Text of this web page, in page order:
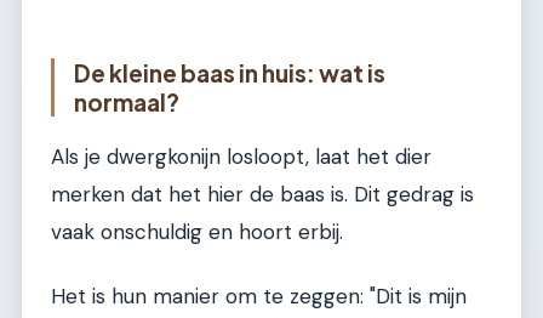
De kleine baas in huis: wat is
normaal?
Als je dwergkonijn losloopt, laat het dier
merken dat het hier de baas is. Dit gedrag is
vaak onschuldig en hoort erbij.
Het is hun manier om te zeggen: "Dit is mijn